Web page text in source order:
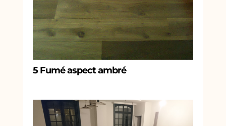
5 Fumé aspect ambré